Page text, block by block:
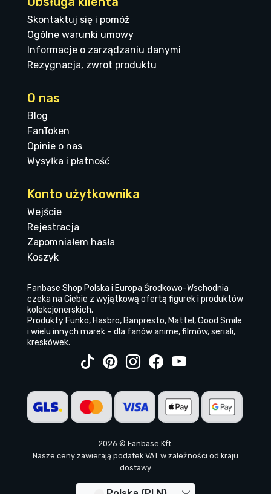
Skontaktuj się i pomóż
Ogólne warunki umowy
Informacje o zarządzaniu danymi
Rezygnacja, zwrot produktu
O nas
Blog
FanToken
Opinie o nas
Wysyłka i płatność
Konto użytkownika
Wejście
Rejestracja
Zapomniałem hasła
Koszyk
Fanbase Shop Polska i Europa Środkowo-Wschodnia
czeka na Ciebie z wyjątkową ofertą figurek i produktów
kolekcjonerskich.
Produkty Funko, Hasbro, Banpresto, Mattel, Good Smile
i wielu innych marek – dla fanów anime, filmów, seriali,
kreskówek.
2026 © Fanbase Kft.
Nasze ceny zawierają podatek VAT w zależności od kraju
dostawy